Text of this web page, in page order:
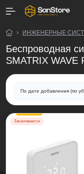
ИНЖЕНЕРНЫЕ
Беспроводная
SMATRIX WAVE
Заканчивается